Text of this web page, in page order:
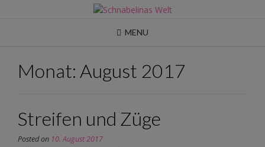
MENU
Monat: August 2017
Streifen und Züge
Posted on 10. August 2017